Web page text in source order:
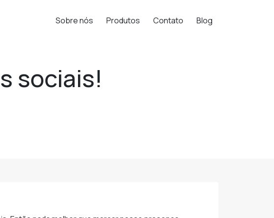
Sobre nós Produtos Contato Blog
sociais!